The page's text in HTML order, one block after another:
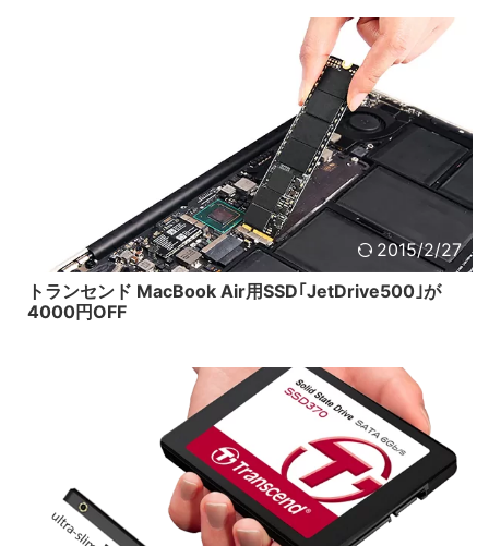
2015/2/27
トランセンド MacBook Air用SSD｢JetDrive500｣が
4000円OFF